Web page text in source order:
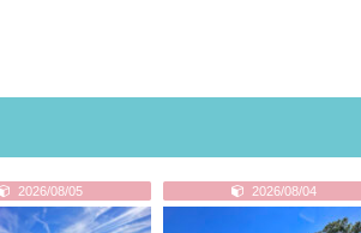
2026/08/05 2026/08/04